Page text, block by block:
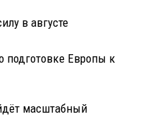
в августе
Европы к
масштабный